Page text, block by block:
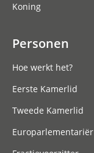
Koning
Personen
Hoe werkt het?
Eerste Kamerlid
Tweede Kamerlid
Europarlementariër